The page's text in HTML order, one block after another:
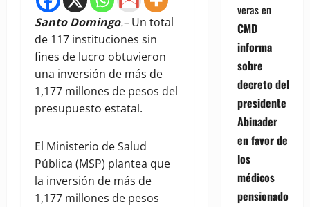
Santo Domingo.–Un total
de 117 instituciones sin
fines de lucro obtuvieron
una inversión de más de
1,177 millones de pesos del
presupuesto estatal.
El Ministerio de Salud
Pública (MSP) plantea que
la inversión de más de
1,177 millones de pesos
verasen
CMD
informa
sobre
decreto del
presidente
Abinader
en favor de
los
médicos
pensionados